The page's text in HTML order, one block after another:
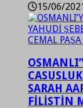
15/06/
SARAH
FİLİSTİN